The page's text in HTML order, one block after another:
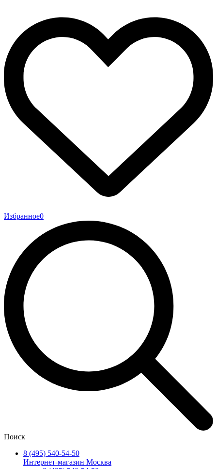
Избранное0
Поиск
8 (495) 540-54-50
Интернет-магазин Москва